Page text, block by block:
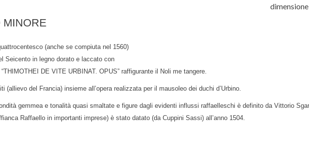
MINORE
(anche se compiuta nel 1560)
Seicento in legno dorato e laccato con
DE VITE URBINAT. OPUS” raffigurante il Noli me tangere.
del Francia) insieme all’opera realizzata per il mausoleo dei duchi d’Urbino.
gemmea e tonalità quasi smaltate e figure dagli evidenti influssi raffaelleschi è definito da Vittorio
Raffaello in importanti imprese) è stato datato (da Cuppini Sassi) all’anno 1504.